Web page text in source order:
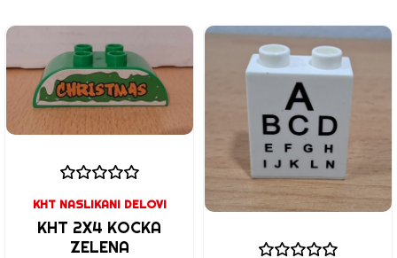
KHT NASLIKANI DELOVI
KHT 2X4 KOCKA
ZELENA